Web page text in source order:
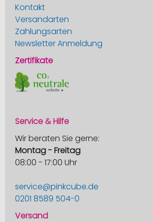
Kontakt
Versandarten
Zahlungsarten
Newsletter Anmeldung
Zertifikate
Service & Hilfe
Wir beraten Sie gerne:
Montag - Freitag
08:00 - 17:00 Uhr
service@pinkcube.de
0201 8589 504-0
Versand